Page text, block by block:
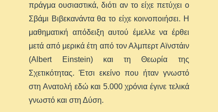
πράγμα ουσιαστικά, διότι αν το είχε πετύχει ο
Σβάμι Βιβεκανάντα θα το είχε κοινοποιήσει. Η
μαθηματική απόδειξη αυτού έμελλε να έρθει
μετά από μερικά έτη από τον Αλμπερτ Αϊνστάιν
(Albert Einstein) και τη Θεωρία της
Σχετικότητας. Έτσι εκείνο που ήταν γνωστό
στη Ανατολή εδώ και 5.000 χρόνια έγινε τελικά
γνωστό και στη Δύση.